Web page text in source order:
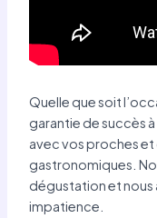
Quelle que soit
garantie de succès
avec vos proches
gastronomiques.
dégustation et
impatience.